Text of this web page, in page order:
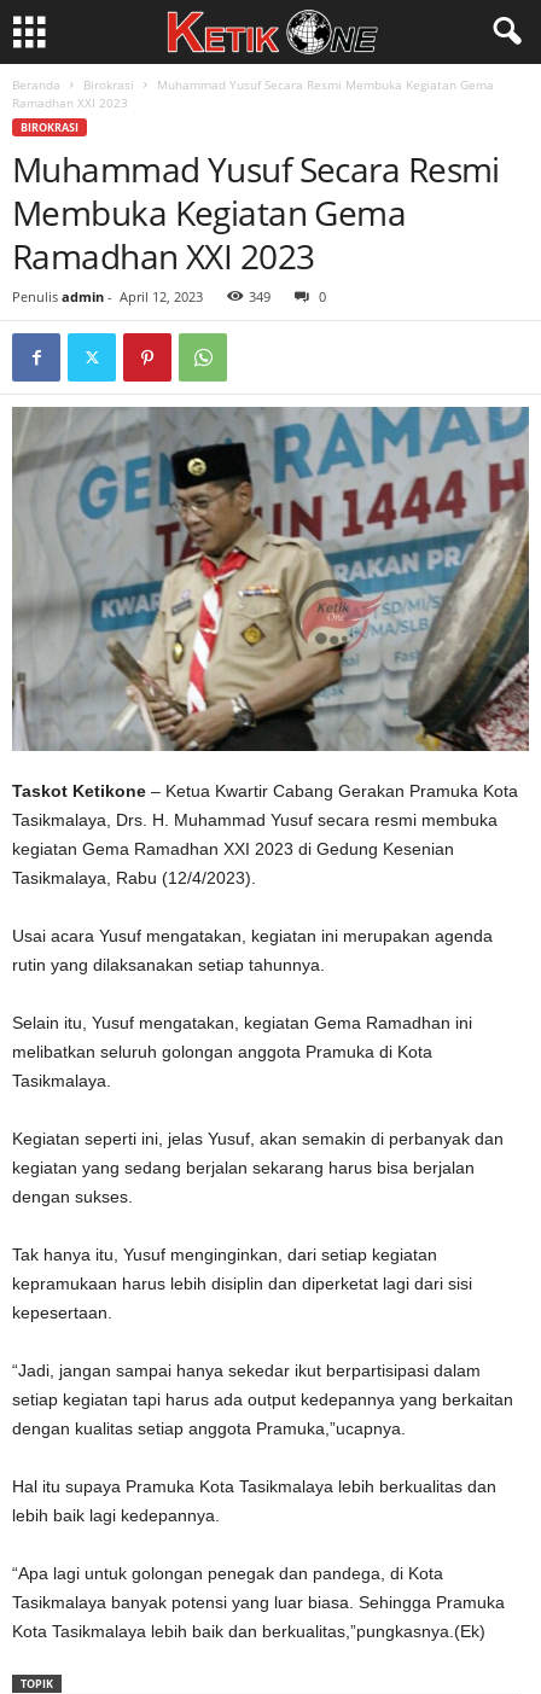
Beranda Birokrasi
Muhammad Yusuf Secara Resmi Membuka Kegiatan Gema
Ramadhan XXI 2023
BIROKRASI
Muhammad Yusuf Secara Resmi
Membuka Kegiatan Gema
Ramadhan XXI 2023
Penulis admin - April 12, 2023 349 0
Taskot Ketikone – Ketua Kwartir Cabang Gerakan Pramuka Kota
Tasikmalaya, Drs. H. Muhammad Yusuf secara resmi membuka
kegiatan Gema Ramadhan XXI 2023 di Gedung Kesenian
Tasikmalaya, Rabu (12/4/2023).
Usai acara Yusuf mengatakan, kegiatan ini merupakan agenda
rutin yang dilaksanakan setiap tahunnya.
Selain itu, Yusuf mengatakan, kegiatan Gema Ramadhan ini
melibatkan seluruh golongan anggota Pramuka di Kota
Tasikmalaya.
Kegiatan seperti ini, jelas Yusuf, akan semakin di perbanyak dan
kegiatan yang sedang berjalan sekarang harus bisa berjalan
dengan sukses.
Tak hanya itu, Yusuf menginginkan, dari setiap kegiatan
kepramukaan harus lebih disiplin dan diperketat lagi dari sisi
kepesertaan.
“Jadi, jangan sampai hanya sekedar ikut berpartisipasi dalam
setiap kegiatan tapi harus ada output kedepannya yang berkaitan
dengan kualitas setiap anggota Pramuka,”ucapnya.
Hal itu supaya Pramuka Kota Tasikmalaya lebih berkualitas dan
lebih baik lagi kedepannya.
“Apa lagi untuk golongan penegak dan pandega, di Kota
Tasikmalaya banyak potensi yang luar biasa. Sehingga Pramuka
Kota Tasikmalaya lebih baik dan berkualitas,”pungkasnya.(Ek)
TOPIK